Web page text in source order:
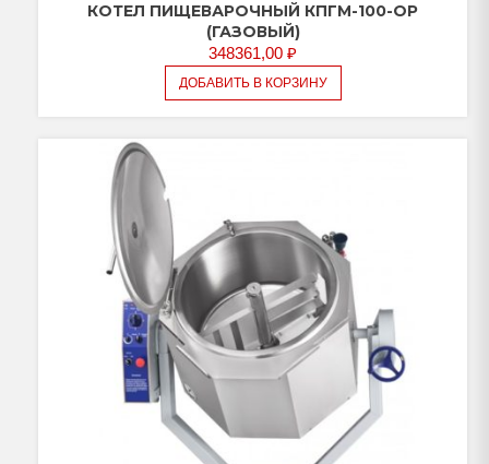
КОТЕЛ ПИЩЕВАРОЧНЫЙ КПГМ-100-ОР
(ГАЗОВЫЙ)
348361,00 ₽
ДОБАВИТЬ В КОРЗИНУ